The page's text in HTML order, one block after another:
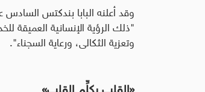
"ذلك الرؤية الإنسانية العميقة
وتعزية الثكالى، ورعاية السجناء".